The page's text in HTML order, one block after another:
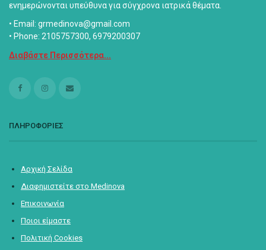
ενημερώνονται υπεύθυνα για σύγχρονα ιατρικά θέματα.
• Email: grmedinova@gmail.com
• Phone: 2105757300, 6979200307
Διαβάστε Περισσότερα...
ΠΛΗΡΟΦΟΡΙΕΣ
Αρχική Σελίδα
Διαφημιστείτε στο Medinova
Επικοινωνία
Ποιοι είμαστε
Πολιτική Cookies